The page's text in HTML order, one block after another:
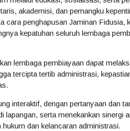
akademisi, dan pemangku
cara penghapusan Jaminan Fidusia,
kepatuhan seluruh lembaga
lembaga pembiayaan dapat
tercipta tertib administrasi,
interaktif, dengan pertanyaan dan
lapangan, serta menekankan sinergi
dan kelancaran administrasi.